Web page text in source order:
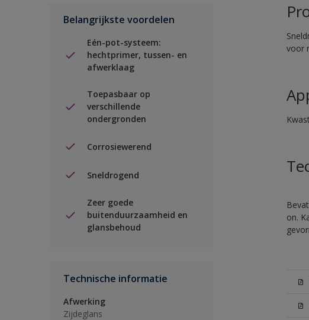
Belangrijkste voordelen
Eén-pot-systeem:
hechtprimer, tussen- en
afwerklaag
Toepasbaar op
verschillende
ondergronden
Corrosiewerend
Sneldrogend
Zeer goede
buitenduurzaamheid en
glansbehoud
Technische informatie
Afwerking
Zijdeglans
voor
on.